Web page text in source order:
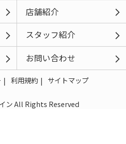
店舗紹介
スタッフ紹介
お問い合わせ
利用規約 サイトマップ
ン All Rights Reserved